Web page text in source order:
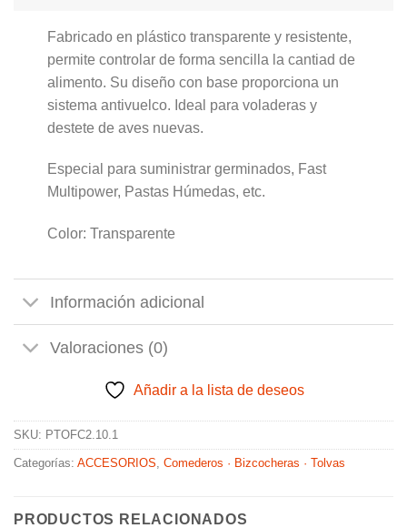
Fabricado en plástico transparente y resistente,
permite controlar de forma sencilla la cantiad de
alimento. Su diseño con base proporciona un
sistema antivuelco. Ideal para voladeras y
destete de aves nuevas.
Especial para suministrar germinados, Fast
Multipower, Pastas Húmedas, etc.
Color: Transparente
Información adicional
Valoraciones (0)
Añadir a la lista de deseos
SKU: PTOFC2.10.1
Categorías: ACCESORIOS Comederos · Bizcocheras · Tolvas
PRODUCTOS RELACIONADOS